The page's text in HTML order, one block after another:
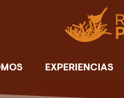
EXPERIENCIAS